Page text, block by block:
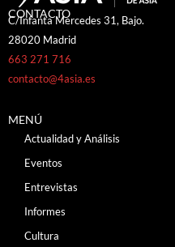
CONTACTO
C/Infanta Mercedes 31, Bajo.
28020 Madrid
663 271 716
contacto@4asia.es
MENÚ
Actualidad y Análisis
Eventos
Entrevistas
Informes
Cultura